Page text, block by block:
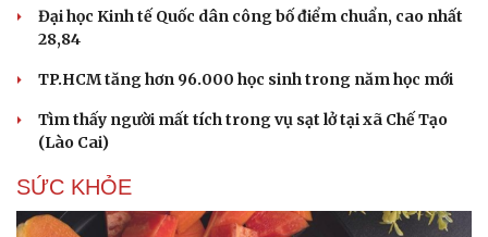
Tư vấn
Săn Tour
check-in
Câu chuyện thời sự
Cửa sổ tình yêu
Kể chuyện cho bé
Hạt giống tâm hồn
Đại học Kinh tế Quốc dân công bố điểm chuẩn, cao nhất
28,84
TP.HCM tăng hơn 96.000 học sinh trong năm học mới
Tìm thấy người mất tích trong vụ sạt lở tại xã Chế Tạo
(Lào Cai)
SỨC KHỎE